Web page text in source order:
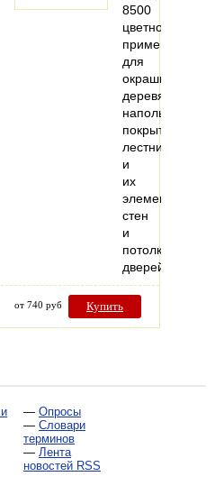
8500
цветное
применяется
для
окрашивания
деревянных
напольных
покрытий,
лестниц
и
их
элементов,
стен
и
потолков,
дверей…
от 740 руб Купить
— Опросы
— Словари
терминов
— Лента
новостей RSS